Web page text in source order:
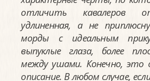
отличить кавалеров
удлиненная, а не
морды с идеальным
выпуклые глаза, более
между ушами. Конечно, это
описание. В любом случае,